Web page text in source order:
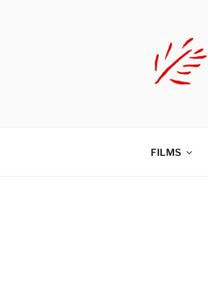
FILMS